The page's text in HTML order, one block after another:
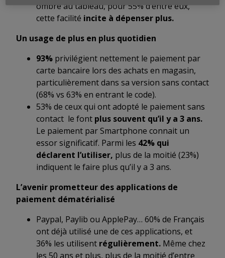
ombre au tableau, pour 55% d’entre eux,
cette facilité incite à dépenser plus.
Un usage de plus en plus quotidien
93% privilégient nettement le paiement par
carte bancaire lors des achats en magasin,
particulièrement dans sa version sans contact
(68% vs 63% en entrant le code).
53% de ceux qui ont adopté le paiement sans
contact le font plus souvent qu’il y a 3 ans.
Le paiement par Smartphone connait un
essor significatif. Parmi les 42% qui
déclarent l’utiliser, plus de la moitié (23%)
indiquent le faire plus qu’il y a 3 ans.
L’avenir prometteur des applications de
paiement dématérialisé
Paypal, Paylib ou ApplePay… 60% de Français
ont déjà utilisé une de ces applications, et
36% les utilisent régulièrement. Même chez
les 50 ans et plus, plus de la moitié d’entre